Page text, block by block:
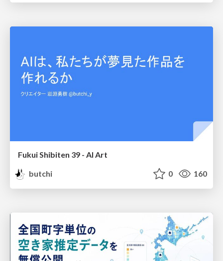
Fukui Shibiten 39 - AI Art
butchi
0 160